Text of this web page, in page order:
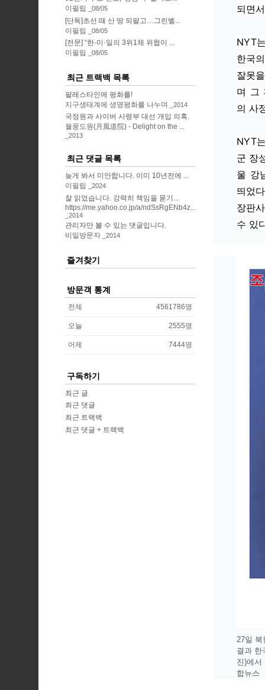
되면
NYT
한국
잘못
며 그
의 사
NYT
군 장
울 강
띄었
장판
수 있
27일 북
결과 한
진)에서
합뉴스
이필립
08/05
[단독]초선 때 산 땅 되팔고…그린벨...
이필립
08/05
[전문] “한·미·일의 3위1체 위협이 ...
이필립
08/05
최근 트랙백 목록
팔레스타인에 평화를!
지구생태계에 생명평화를 나누며
2014
국정원과 사이버 사령부 대선 개입 의혹.
월풍도원(月風道院) - Delight on the ...
2013
최근 댓글 목록
늦게 봐서 미안합니다. 이미 10년전에 ...
이필립
2024
잘 읽었습니다. 강력히 책임을 묻기...
https://me.yahoo.co.jp/a/ndSsRgENb4z...
2014
관리자만 볼 수 있는 댓글입니다.
비밀방문자
2014
즐겨찾기
방문객 통계
전체 4561786명
오늘 2555명
어제 7444명
구독하기
최근 글
최근 댓글
최근 트랙백
최근 댓글 + 트랙백